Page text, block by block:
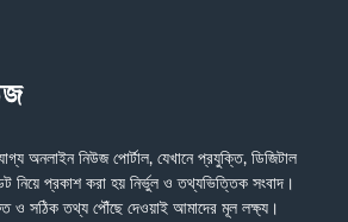
অনলাইন নিউজ পোর্টাল, যেখানে প্রযুক্তি, ডিজিটাল
নিয়ে প্রকাশ করা হয় নির্ভুল ও তথ্যভিত্তিক সংবাদ।
ও সঠিক তথ্য পৌঁছে দেওয়াই আমাদের মূল লক্ষ্য।